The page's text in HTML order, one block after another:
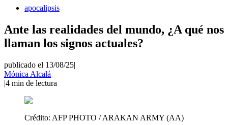
apocalipsis
Ante las realidades del mundo, ¿A qué nos
llaman los signos actuales?
publicado el 13/08/25|
Mónica Alcalá
|4 min de lectura
Crédito: AFP PHOTO / ARAKAN ARMY (AA)